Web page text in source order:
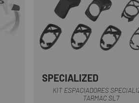
Multi
SPECIALIZED
KIT ESPACIADORES
TARMAC SL7